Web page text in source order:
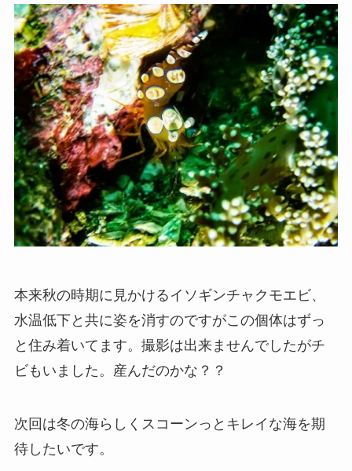
本来秋の時期に見かけるイソギンチャクモエビ、
水温低下と共に姿を消すのですがこの個体はずっ
と住み着いてます。撮影は出来ませんでしたがチ
ビもいました。産んだのかな？？
次回は冬の海らしくスコーンっとキレイな海を期
待したいです。